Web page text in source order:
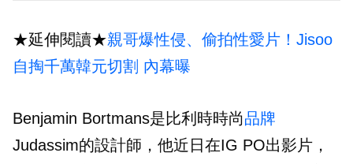
★延伸閱讀★親哥爆性侵、偷拍性愛片！Jisoo
自掏千萬韓元切割 內幕曝
Benjamin Bortmans是比利時時尚品牌
Judassim的設計師，他近日在IG PO出影片，